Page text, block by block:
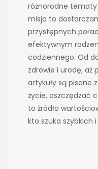
różnorodne tematy
misja to
przystępnych
efektywnym
codziennego. Od
zdrowie i urodę, aż
artykuły są pisane
życie, oszczędzać
to źródło
kto szuka szybkich